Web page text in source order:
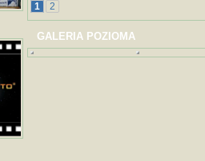
1 2
GALERIA POZIOMA